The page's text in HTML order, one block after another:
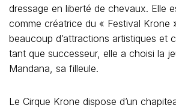
dressage en liberté de chevaux. Elle
comme créatrice du « Festival Krone
beaucoup d’attractions artistiques et
tant que successeur, elle a choisi la
Mandana, sa filleule.
Le Cirque Krone dispose d’un